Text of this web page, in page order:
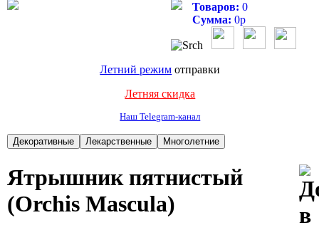
Товаров: 0
Сумма: 0р
Летний режим отправки
Летняя скидка
Наш Telegram-канал
Ятрышник пятнистый
(Orchis Mascula)